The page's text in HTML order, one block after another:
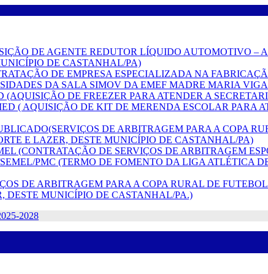
DE AGENTE REDUTOR LÍQUIDO AUTOMOTIVO
DE CASTANHAL/PA)
DE EMPRESA ESPECIALIZADA NA
DA SALA SIMOV DA EMEF MADRE MARIA
(AQUISIÇÃO DE FREEZER PARA ATENDER A
( AQUISIÇÃO DE KIT DE MERENDA ESCOLAR
DE ARBITRAGEM PARA A COPA
E LAZER, DESTE MUNICÍPIO DE CASTANHAL/PA)
(CONTRATAÇÃO DE SERVIÇOS DE ARBITRAGEM
PMC (TERMO DE FOMENTO DA LIGA ATLÉTICA
DE ARBITRAGEM PARA A COPA RURAL DE
DESTE MUNICÍPIO DE CASTANHAL/PA.)